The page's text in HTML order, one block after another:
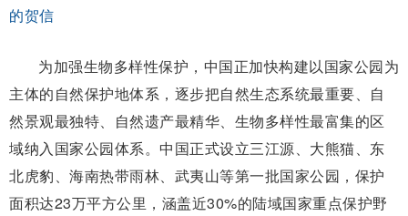
的贺信
为加强生物多样性保护，中国正加快构建以国家公园为
主体的自然保护地体系，逐步把自然生态系统最重要、自
然景观最独特、自然遗产最精华、生物多样性最富集的区
域纳入国家公园体系。中国正式设立三江源、大熊猫、东
北虎豹、海南热带雨林、武夷山等第一批国家公园，保护
面积达23万平方公里，涵盖近30%的陆域国家重点保护野